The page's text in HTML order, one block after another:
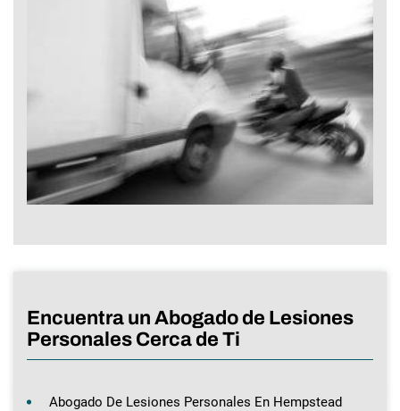
Encuentra un Abogado de Lesiones
Personales Cerca de Ti
Abogado De Lesiones Personales En Hempstead